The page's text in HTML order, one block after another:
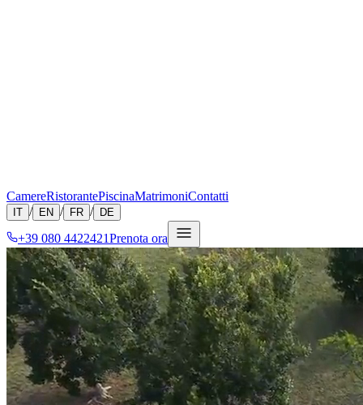
CamereRistorantePiscinaMatrimoniContatti
IT / EN / FR / DE
+39 080 4422421Prenota ora